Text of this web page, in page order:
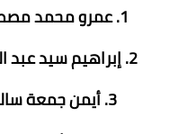
1. عمرو محمد مصطفى المجلس الأعلى
2. إبراهيم سيد عبد الوهاب المجلس الأعلى
3. أيمن جمعة سالم مستشفى الدعاة